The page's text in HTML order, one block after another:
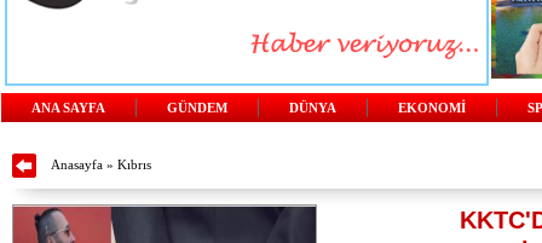
ANA SAYFA GÜNDEM DÜNYA EKONOMİ
Anasayfa » Kıbrıs